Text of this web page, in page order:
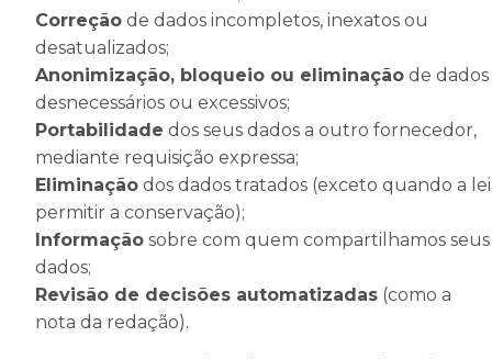
Correção de dados incompletos, inexatos ou
desatualizados;
Anonimização, bloqueio ou eliminação de dados
desnecessários ou excessivos;
Portabilidade dos seus dados a outro fornecedor,
mediante requisição expressa;
Eliminação dos dados tratados (exceto quando a lei
permitir a conservação);
Informação sobre com quem compartilhamos seus
dados;
Revisão de decisões automatizadas (como a
nota da redação).